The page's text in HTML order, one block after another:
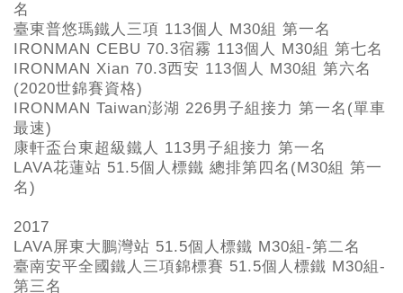
名
臺東普悠瑪鐵人三項 113個人
M30組 第一名
IRONMAN CEBU 70.3宿霧 113個人
M30組 第七名
IRONMAN Xian 70.3西安 113個人
M30組 第六名
(2020世錦賽資格)
IRONMAN Taiwan澎湖 226男子組接力 第一名(單車
最速)
康軒盃台東超級鐵人 113男子組接力 第一名
LAVA花蓮站 51.5個人標鐵 總排第四名(M30組 第一
名)
2017
LAVA屏東大鵬灣站 51.5個人標鐵 M30組-第二名
臺南安平全國鐵人三項錦標賽 51.5個人標鐵 M30組-
第三名